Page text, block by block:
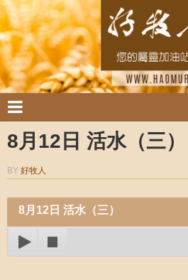
8月12日 活水（三）
BY 好牧人
8月12日 活水（三）